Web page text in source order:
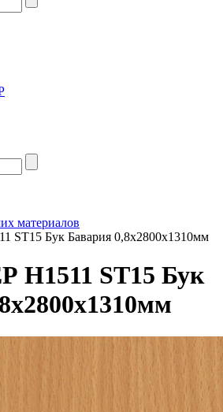
материалов
ST15 Бук Бавария 0,8х2800х1310мм
ST15 Бук